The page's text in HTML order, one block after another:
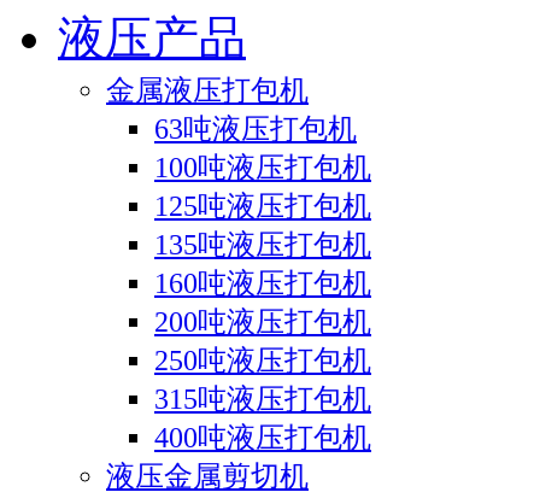
液压产品
金属液压打包机
63吨液压打包机
100吨液压打包机
125吨液压打包机
135吨液压打包机
160吨液压打包机
200吨液压打包机
250吨液压打包机
315吨液压打包机
400吨液压打包机
液压金属剪切机